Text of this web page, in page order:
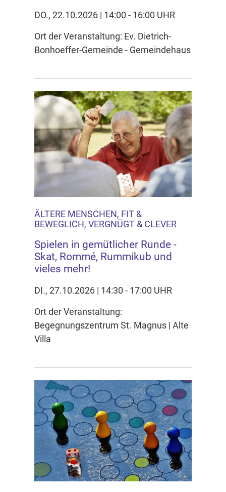
DO., 22.10.2026 | 14:00 - 16:00 UHR
Ort der Veranstaltung: Ev. Dietrich-
Bonhoeffer-Gemeinde - Gemeindehaus
ÄLTERE MENSCHEN, FIT &
BEWEGLICH, VERGNÜGT & CLEVER
Spielen in gemütlicher Runde -
Skat, Rommé, Rummikub und
vieles mehr!
DI., 27.10.2026 | 14:30 - 17:00 UHR
Ort der Veranstaltung:
Begegnungszentrum St. Magnus | Alte
Villa